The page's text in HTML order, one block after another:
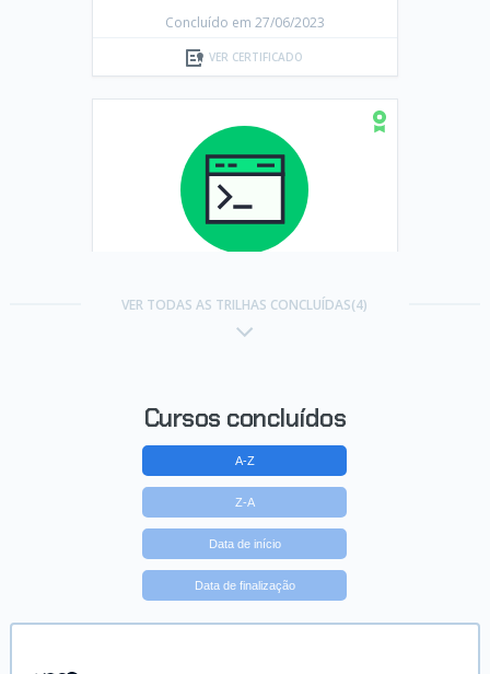
Concluído em 27/06/2023
VER CERTIFICADO
com Banco de dados
VER TODAS AS TRILHAS CONCLUÍDAS(4)
Cursos concluídos
A-Z
Z-A
Data de início
Data de finalização